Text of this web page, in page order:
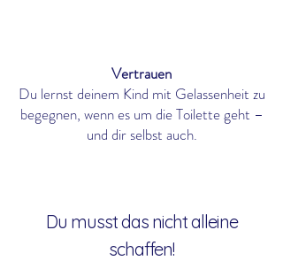
Vertrauen
Du lernst deinem Kind mit Gelassenheit zu
begegnen, wenn es um die Toilette geht –
und dir selbst auch.
Du musst das nicht alleine
schaffen!